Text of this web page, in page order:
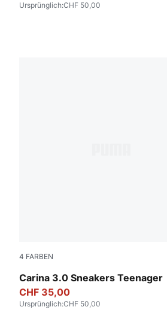
Ursprünglich:CHF 50,00
4 FARBEN
Carina 3.0 Sneakers Teenager
PUMA White-Sea Glass
CHF 35,00
Ursprünglich:CHF 50,00